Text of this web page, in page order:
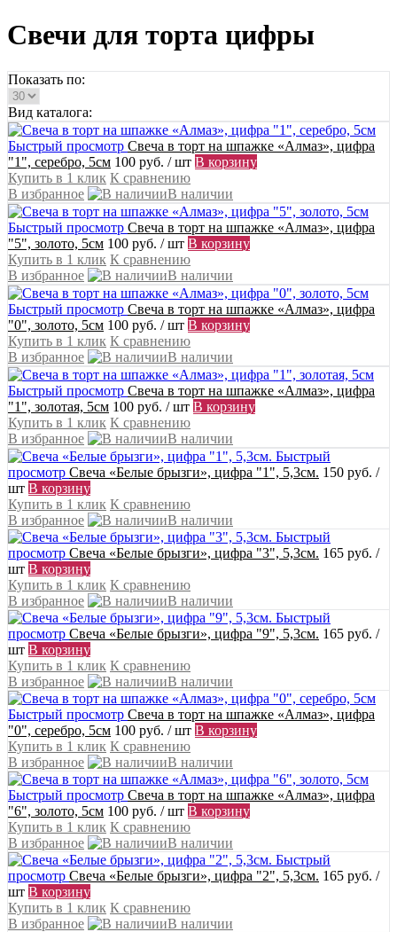
Свечи для торта цифры
Показать по:
Вид каталога:
Быстрый просмотр Свеча в торт на шпажке «Алмаз», цифра
"1", серебро, 5см 100 руб. / шт В корзину
Купить в 1 клик К сравнению
В избранное
В наличии
Быстрый просмотр Свеча в торт на шпажке «Алмаз», цифра
"5", золото, 5см 100 руб. / шт В корзину
Купить в 1 клик К сравнению
В избранное
В наличии
Быстрый просмотр Свеча в торт на шпажке «Алмаз», цифра
"0", золото, 5см 100 руб. / шт В корзину
Купить в 1 клик К сравнению
В избранное
В наличии
Быстрый просмотр Свеча в торт на шпажке «Алмаз», цифра
"1", золотая, 5см 100 руб. / шт В корзину
Купить в 1 клик К сравнению
В избранное
В наличии
Быстрый
просмотр Свеча «Белые брызги», цифра "1", 5,3см. 150 руб. /
шт В корзину
Купить в 1 клик К сравнению
В избранное
В наличии
Быстрый
просмотр Свеча «Белые брызги», цифра "3", 5,3см. 165 руб. /
шт В корзину
Купить в 1 клик К сравнению
В избранное
В наличии
Быстрый
просмотр Свеча «Белые брызги», цифра "9", 5,3см. 165 руб. /
шт В корзину
Купить в 1 клик К сравнению
В избранное
В наличии
Быстрый просмотр Свеча в торт на шпажке «Алмаз», цифра
"0", серебро, 5см 100 руб. / шт В корзину
Купить в 1 клик К сравнению
В избранное
В наличии
Быстрый просмотр Свеча в торт на шпажке «Алмаз», цифра
"6", золото, 5см 100 руб. / шт В корзину
Купить в 1 клик К сравнению
В избранное
В наличии
Быстрый
просмотр Свеча «Белые брызги», цифра "2", 5,3см. 165 руб. /
шт В корзину
Купить в 1 клик К сравнению
В избранное
В наличии